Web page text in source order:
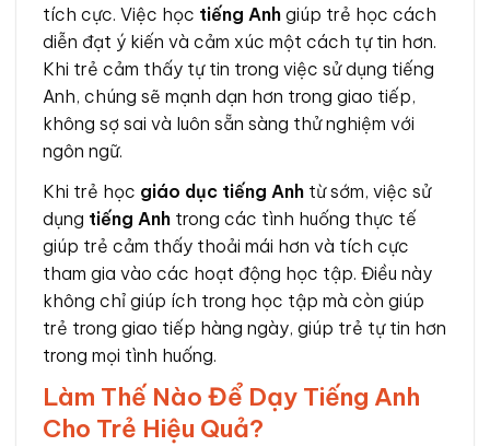
tích cực. Việc học tiếng Anh giúp trẻ học cách
diễn đạt ý kiến và cảm xúc một cách tự tin hơn.
Khi trẻ cảm thấy tự tin trong việc sử dụng tiếng
Anh, chúng sẽ mạnh dạn hơn trong giao tiếp,
không sợ sai và luôn sẵn sàng thử nghiệm với
ngôn ngữ.
Khi trẻ học giáo dục tiếng Anh từ sớm, việc sử
dụng tiếng Anh trong các tình huống thực tế
giúp trẻ cảm thấy thoải mái hơn và tích cực
tham gia vào các hoạt động học tập. Điều này
không chỉ giúp ích trong học tập mà còn giúp
trẻ trong giao tiếp hàng ngày, giúp trẻ tự tin hơn
trong mọi tình huống.
Làm Thế Nào Để Dạy Tiếng Anh
Cho Trẻ Hiệu Quả?